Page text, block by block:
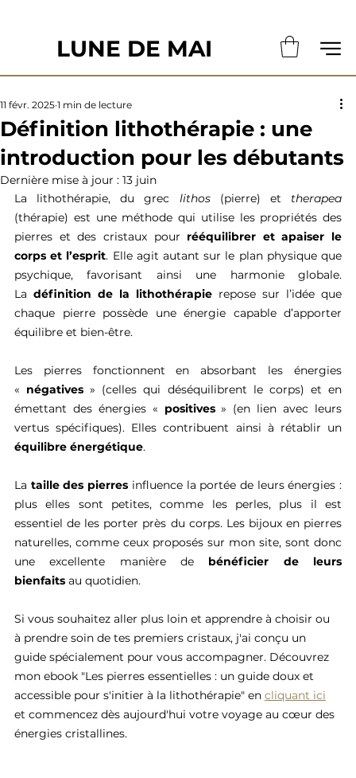
LUNE DE MAI
Définition lithothérapie : une
introduction pour les débutants
11 févr. 2025 1 min de lecture
Dernière mise à jour : 13 juin
La lithothérapie, du grec lithos (pierre) et therapea
(thérapie) est une méthode qui utilise les propriétés des
pierres et des cristaux pour rééquilibrer et apaiser le
corps et l’esprit. Elle agit autant sur le plan physique que
La définition de la lithothérapie repose sur l’idée que
chaque pierre possède une énergie capable d’apporter
équilibre et bien-être.
Les pierres fonctionnent en absorbant les énergies
« négatives » (celles qui déséquilibrent le corps) et en
émettant des énergies « positives » (en lien avec leurs
équilibre énergétique.
La taille des pierres influence la portée de leurs énergies :
plus elles sont petites, comme les perles, plus il est
essentiel de les porter près du corps. Les bijoux en pierres
naturelles, comme ceux proposés sur mon site, sont donc
une excellente manière de bénéficier de leurs
bienfaits au quotidien.
Si vous souhaitez aller plus loin et apprendre à choisir ou
à prendre soin de tes premiers cristaux, j'ai conçu un
guide spécialement pour vous accompagner. Découvrez
mon ebook "Les pierres essentielles : un guide doux et
accessible pour s'initier à la lithothérapie" en cliquant ici
et commencez dès aujourd'hui votre voyage au cœur des
énergies cristallines.